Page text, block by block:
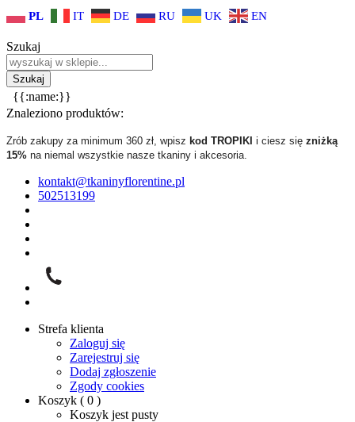
PL IT DE RU UK EN
Szukaj
{{:name:}}
Znaleziono produktów:
Zrób zakupy za minimum 360 zł, wpisz kod TROPIKI i ciesz się zniżką
15% na niemal wszystkie nasze tkaniny i akcesoria.
kontakt@tkaninyflorentine.pl
502513199
Strefa klienta
Zaloguj się
Zarejestruj się
Dodaj zgłoszenie
Zgody cookies
Koszyk ( 0 )
Koszyk jest pusty